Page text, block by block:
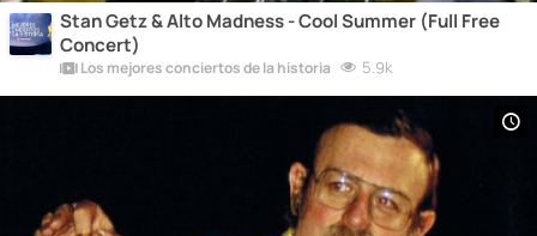
Stan Getz & Alto Madness - Cool Summer (Full Free
Concert)
Los mejores conciertos de la historia 5.9k